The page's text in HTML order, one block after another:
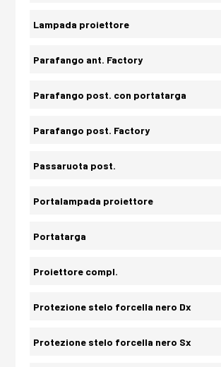
Lampada proiettore
Parafango ant. Factory
Parafango post. con portatarga
Parafango post. Factory
Passaruota post.
Portalampada proiettore
Portatarga
Proiettore compl.
Protezione stelo forcella nero Dx
Protezione stelo forcella nero Sx